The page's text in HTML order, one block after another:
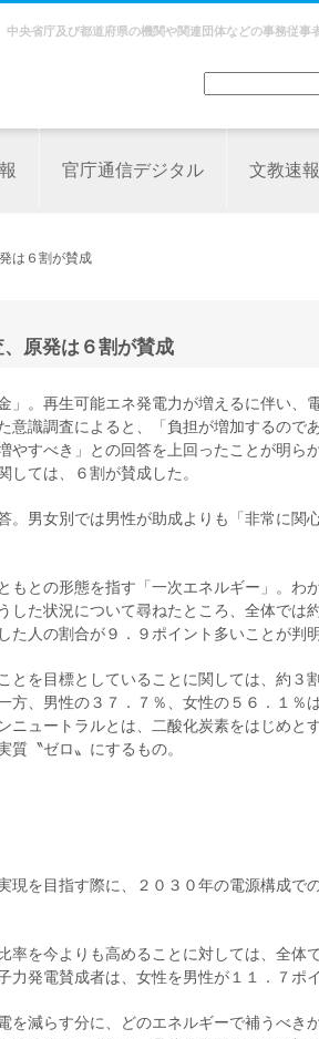
中央省庁及び都道府県の機関や関連団体などの事務従事
官庁通信デジタル 文教速
は６割が賛成
原発は６割が賛成
。再生可能エネ発電力が増えるに伴い、
識調査によると、「負担が増加するので
すべき」との回答を上回ったことが明ら
ては、６割が賛成した。
男女別では男性が助成よりも「非常に関
との形態を指す「一次エネルギー」。わ
た状況について尋ねたところ、全体では
人の割合が９．９ポイント多いことが判明
を目標としていることに関しては、約３
、男性の３７．７％、女性の５６．１％
ニュートラルとは、二酸化炭素をはじめと
〝ゼロ〟にするもの。
を目指す際に、２０３０年の電源構成で
を今よりも高めることに対しては、全体
発電賛成者は、女性を男性が１１．７ポ
を減らす分に、どのエネルギーで補うべき